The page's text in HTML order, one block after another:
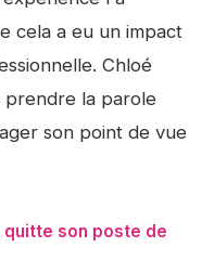
cela a eu un impact
Chloé
prendre la parole
son point de vue
quitte son poste de